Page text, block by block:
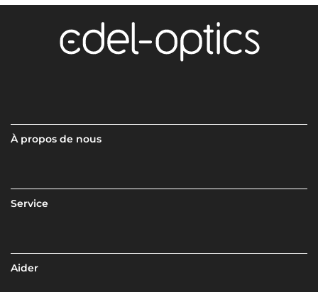
À propos de nous
Service
Aider